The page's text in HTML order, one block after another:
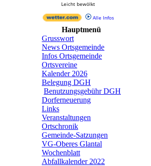
Leicht bewölkt
Alle Infos
Hauptmenü
Grusswort
News Ortsgemeinde
Infos Ortsgemeinde
Ortsvereine
Kalender 2026
Belegung DGH
Benutzungsgebühr DGH
Dorferneuerung
Links
Veranstaltungen
Ortschronik
Gemeinde-Satzungen
VG-Oberes Glantal
Wochenblatt
Abfallkalender 2022